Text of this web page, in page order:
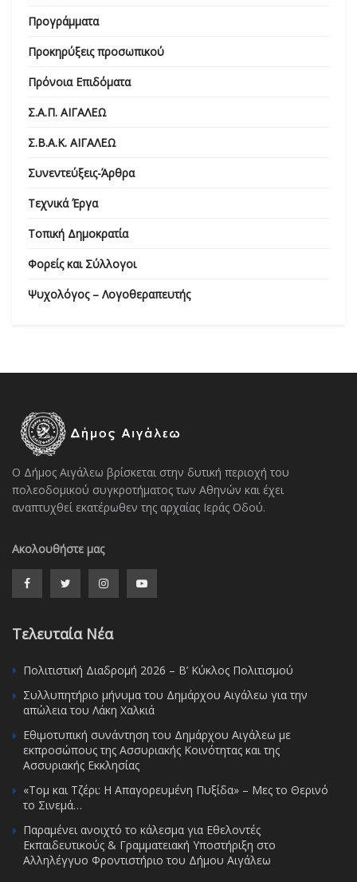
Προγράμματα
Προκηρύξεις προσωπικού
Πρόνοια Επιδόματα
Σ.Α.Π. ΑΙΓΑΛΕΩ
Σ.Β.Α.Κ. ΑΙΓΑΛΕΩ
Συνεντεύξεις-Άρθρα
Τεχνικά Έργα
Τοπική Δημοκρατία
Φορείς και Σύλλογοι
Ψυχολόγος – Λογοθεραπευτής
Ο Δήμος Αιγάλεω βρίσκεται στην δυτική περιοχή του
πολεοδομικού συγκροτήματος των Αθηνών και έχει
αναπτυχθεί εκατέρωθεν της αρχαίας Ιεράς Οδού.
Ακολουθήστε μας
Τελευταία Νέα
Πολιτιστική Διαδρομή 2026 – Β’ Κύκλος Πολιτισμού
Συλλυπητήριο μήνυμα του Δημάρχου Αιγάλεω για την
απώλεια του Λάκη Χαλκιά
Εθιμοτυπική συνάντηση του Δημάρχου Αιγάλεω με
εκπροσώπους της Ασσυριακής Κοινότητας και της
Ασσυριακής Εκκλησίας
«Τομ και Τζέρι: Η Απαγορευμένη Πυξίδα» – Μες το Θερινό
το Σινεμά…
Παραμένει ανοιχτό το κάλεσμα για Εθελοντές
Εκπαιδευτικούς & Γραμματειακή Υποστήριξη στο
Αλληλέγγυο Φροντιστήριο του Δήμου Αιγάλεω